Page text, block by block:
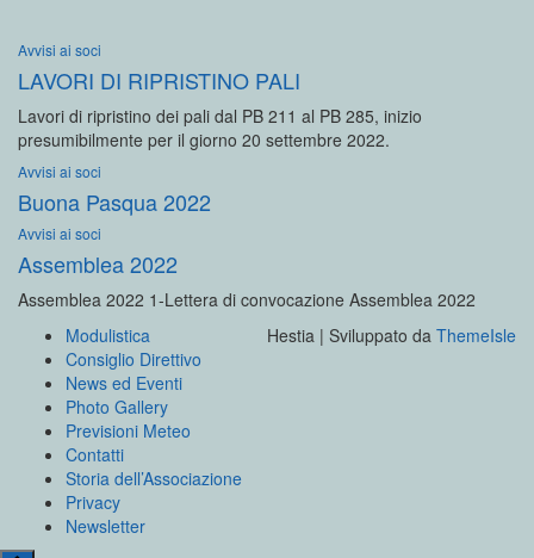
Avvisi ai soci
LAVORI DI RIPRISTINO PALI
Lavori di ripristino dei pali dal PB 211 al PB 285, inizio
presumibilmente per il giorno 20 settembre 2022.
Avvisi ai soci
Buona Pasqua 2022
Avvisi ai soci
Assemblea 2022
Assemblea 2022 1-Lettera di convocazione Assemblea 2022
Modulistica
Consiglio Direttivo
News ed Eventi
Photo Gallery
Previsioni Meteo
Contatti
Storia dell’Associazione
Privacy
Newsletter
Hestia | Sviluppato da ThemeIsle